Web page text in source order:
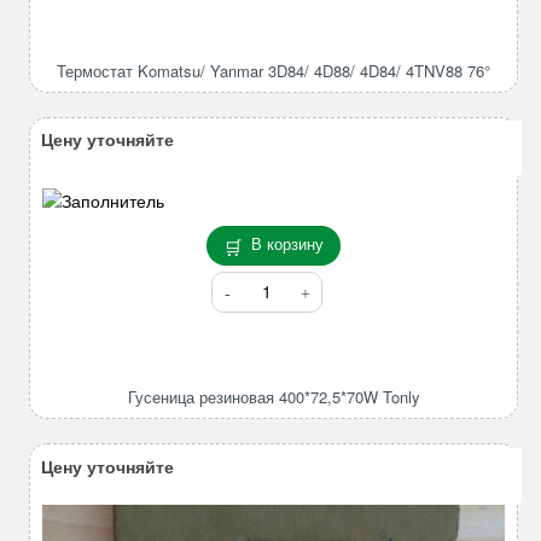
3D84/
Термостат Komatsu/ Yanmar 3D84/ 4D88/ 4D84/ 4TNV88 76°
В корзину
Количество
товара
Tonly
Гусеница резиновая 400*72,5*70W Tonly
Цену уточняйте
Цену уточняйте